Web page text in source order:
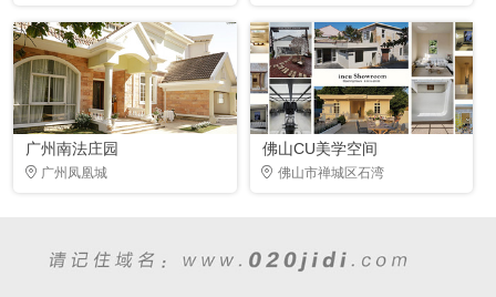
广州南法庄园
广州凤凰城
佛山CU美学空间
佛山市禅城区石湾